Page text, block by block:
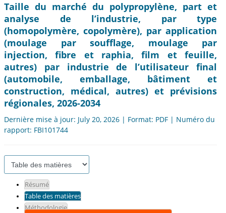
Taille du marché du polypropylène, part et
analyse de l’industrie, par type
(homopolymère, copolymère), par application
(moulage par soufflage, moulage par
injection, fibre et raphia, film et feuille,
autres) par industrie de l’utilisateur final
(automobile, emballage, bâtiment et
construction, médical, autres) et prévisions
régionales, 2026-2034
Dernière mise à jour: July 20, 2026 | Format: PDF | Numéro du
rapport: FBI101744
Résumé
Table des matières
Méthodologie